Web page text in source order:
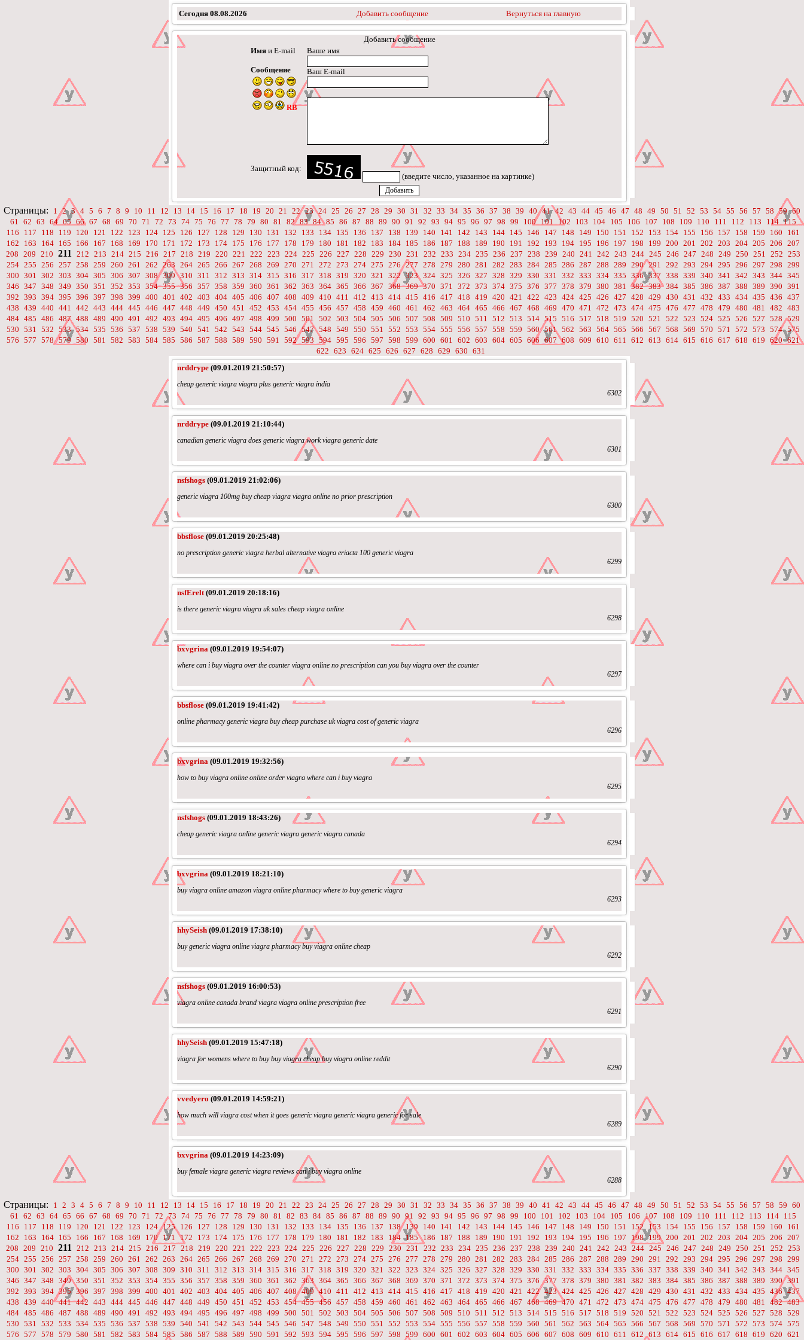
Сегодня 08.08.2026 Добавить сообщение Вернуться на главную
Добавить сообщение
Имяи E-mail
Сообщение
RB
Ваше имя
Ваш E-mail
Защитный код:
(введите число, указанное на картинке)
Страницы: 1 2 3 4 5 6 7 8 9 10 11 12 13 14 15 16 17 18 19 20 21 22 23 24 25 26 27 28 29 30 31 32 33 34 35 36 37 38 39 40 41 42 43 44 45 46 47 48 49 50 51 52 53 54 55 56 57 58 59 60
61 62 63 64 65 66 67 68 69 70 71 72 73 74 75 76 77 78 79 80 81 82 83 84 85 86 87 88 89 90 91 92 93 94 95 96 97 98 99 100 101 102 103 104 105 106 107 108 109 110 111 112 113 114 115
116
117 118 119 120 121 122 123 124 125 126 127 128 129 130 131 132 133 134 135 136 137 138 139 140 141 142 143 144 145 146 147 148 149 150 151 152 153 154 155 156 157 158 159 160
161
162
163 164 165 166 167 168 169 170 171 172 173 174 175 176 177 178 179 180 181 182 183 184 185 186 187 188 189 190 191 192 193 194 195 196 197 198 199 200 201 202 203 204 205 206 207
208 209 210 211 212 213 214 215 216 217 218 219 220 221 222 223 224 225 226 227 228 229 230 231 232 233 234 235 236 237 238 239 240 241 242 243 244 245 246 247 248 249 250 251 252 253
254 255 256 257 258 259 260 261 262 263 264 265 266 267 268 269 270 271 272 273 274 275 276 277 278 279 280 281 282 283 284 285 286 287 288 289 290 291 292 293 294 295 296 297 298 299
300 301 302 303 304 305 306 307 308 309 310 311 312 313 314 315 316 317 318 319 320 321 322 323 324 325 326 327 328 329 330 331 332 333 334 335 336 337 338 339 340 341 342 343 344 345
346 347 348 349 350 351 352 353 354 355 356 357 358 359 360 361 362 363 364 365 366 367 368 369 370 371 372 373 374 375 376 377 378 379 380 381 382 383 384 385 386 387 388 389 390 391
392 393 394 395 396 397 398 399 400 401 402 403 404 405 406 407 408 409 410 411 412 413 414 415 416 417 418 419 420 421 422 423 424 425 426 427 428 429 430 431 432 433 434 435 436 437
438 439 440 441 442 443 444 445 446 447 448 449 450 451 452 453 454 455 456 457 458 459 460 461 462 463 464 465 466 467 468 469 470 471 472 473 474 475 476 477 478 479 480 481 482 483
484 485 486 487 488 489 490 491 492 493 494 495 496 497 498 499 500 501 502 503 504 505 506 507 508 509 510 511 512 513 514 515 516 517 518 519 520 521 522 523 524 525 526 527 528 529
530 531 532 533 534 535 536 537 538 539 540 541 542 543 544 545 546 547 548 549 550 551 552 553 554 555 556 557 558 559 560 561 562 563 564 565 566 567 568 569 570 571 572 573 574 575
576 577 578 579 580 581 582 583 584 585 586 587 588 589 590 591 592 593 594 595 596 597 598 599 600 601 602 603 604 605 606 607 608 609 610 611 612 613 614 615 616 617 618 619 620 621
622 623 624 625 626 627 628 629 630 631
nrddrype (09.01.2019 21:50:57)
cheap generic viagra viagra plus generic viagra india
6302
nrddrype (09.01.2019 21:10:44)
canadian generic viagra does generic viagra work viagra generic date
6301
nsfshogs (09.01.2019 21:02:06)
generic viagra 100mg buy cheap viagra viagra online no prior prescription
6300
bbsflose (09.01.2019 20:25:48)
no prescription generic viagra herbal alternative viagra eriacta 100 generic viagra
6299
nsfErelt(09.01.2019 20:18:16)
is there generic viagra viagra uk sales cheap viagra online
6298
bxvgrina (09.01.2019 19:54:07)
where can i buy viagra over the counter viagra online no prescription can you buy viagra over the counter
6297
bbsflose (09.01.2019 19:41:42)
online pharmacy generic viagra buy cheap purchase uk viagra cost of generic viagra
6296
bxvgrina (09.01.2019 19:32:56)
how to buy viagra online online order viagra where can i buy viagra
6295
nsfshogs (09.01.2019 18:43:26)
cheap generic viagra online generic viagra generic viagra canada
6294
bxvgrina (09.01.2019 18:21:10)
buy viagra online amazon viagra online pharmacy where to buy generic viagra
6293
hhySeish (09.01.2019 17:38:10)
buy generic viagra online viagra pharmacy buy viagra online cheap
6292
nsfshogs (09.01.2019 16:00:53)
viagra online canada brand viagra viagra online prescription free
6291
hhySeish (09.01.2019 15:47:18)
viagra for womens where to buy buy viagra cheap buy viagra online reddit
6290
vvedyero (09.01.2019 14:59:21)
how much will viagra cost when it goes generic viagra generic viagra generic for sale
6289
bxvgrina (09.01.2019 14:23:09)
buy female viagra generic viagra reviews can i buy viagra online
6288
Страницы: 1 2 3 4 5 6 7 8 9 10 11 12 13 14 15 16 17 18 19 20 21 22 23 24 25 26 27 28 29 30 31 32 33 34 35 36 37 38 39 40 41 42 43 44 45 46 47 48 49 50 51 52 53 54 55 56 57 58 59 60
61 62 63 64 65 66 67 68 69 70 71 72 73 74 75 76 77 78 79 80 81 82 83 84 85 86 87 88 89 90 91 92 93 94 95 96 97 98 99 100 101 102 103 104 105 106 107 108 109 110 111 112 113 114 115
116
117 118 119 120 121 122 123 124 125 126 127 128 129 130 131 132 133 134 135 136 137 138 139 140 141 142 143 144 145 146 147 148 149 150 151 152 153 154 155 156 157 158 159 160
161
162
163 164 165 166 167 168 169 170 171 172 173 174 175 176 177 178 179 180 181 182 183 184 185 186 187 188 189 190 191 192 193 194 195 196 197 198 199 200 201 202 203 204 205 206 207
208 209 210 211 212 213 214 215 216 217 218 219 220 221 222 223 224 225 226 227 228 229 230 231 232 233 234 235 236 237 238 239 240 241 242 243 244 245 246 247 248 249 250 251 252 253
254 255 256 257 258 259 260 261 262 263 264 265 266 267 268 269 270 271 272 273 274 275 276 277 278 279 280 281 282 283 284 285 286 287 288 289 290 291 292 293 294 295 296 297 298 299
300 301 302 303 304 305 306 307 308 309 310 311 312 313 314 315 316 317 318 319 320 321 322 323 324 325 326 327 328 329 330 331 332 333 334 335 336 337 338 339 340 341 342 343 344 345
346 347 348 349 350 351 352 353 354 355 356 357 358 359 360 361 362 363 364 365 366 367 368 369 370 371 372 373 374 375 376 377 378 379 380 381 382 383 384 385 386 387 388 389 390 391
392 393 394 395 396 397 398 399 400 401 402 403 404 405 406 407 408 409 410 411 412 413 414 415 416 417 418 419 420 421 422 423 424 425 426 427 428 429 430 431 432 433 434 435 436 437
438 439 440 441 442 443 444 445 446 447 448 449 450 451 452 453 454 455 456 457 458 459 460 461 462 463 464 465 466 467 468 469 470 471 472 473 474 475 476 477 478 479 480 481 482 483
484 485 486 487 488 489 490 491 492 493 494 495 496 497 498 499 500 501 502 503 504 505 506 507 508 509 510 511 512 513 514 515 516 517 518 519 520 521 522 523 524 525 526 527 528 529
530 531 532 533 534 535 536 537 538 539 540 541 542 543 544 545 546 547 548 549 550 551 552 553 554 555 556 557 558 559 560 561 562 563 564 565 566 567 568 569 570 571 572 573 574 575
576 577 578 579 580 581 582 583 584 585 586 587 588 589 590 591 592 593 594 595 596 597 598 599 600 601 602 603 604 605 606 607 608 609 610 611 612 613 614 615 616 617 618 619 620 621